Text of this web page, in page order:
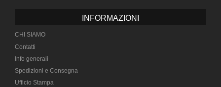
INFORMAZIONI
CHI SIAMO
Contatti
Info generali
Spedizioni e Consegna
Ufficio Stampa